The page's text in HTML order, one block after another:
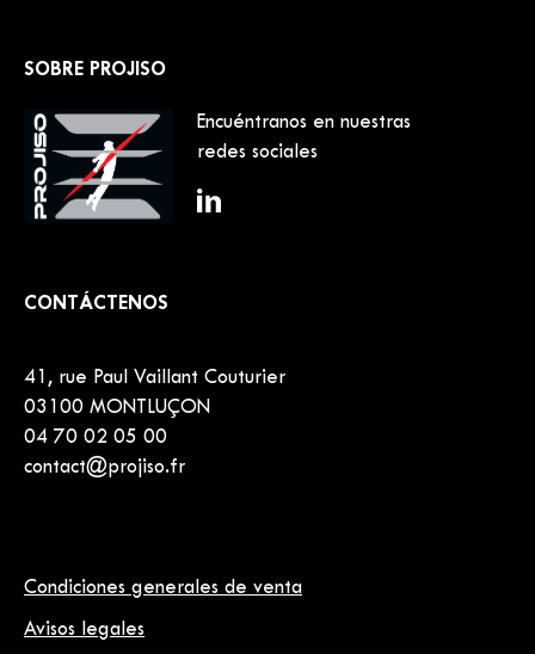
SOBRE PROJISO
Encuéntranos en nuestras
redes sociales
CONTÁCTENOS
41, rue Paul Vaillant Couturier
03100 MONTLUÇON
04 70 02 05 00
contact@projiso.fr
Condiciones generales de venta
Avisos legales